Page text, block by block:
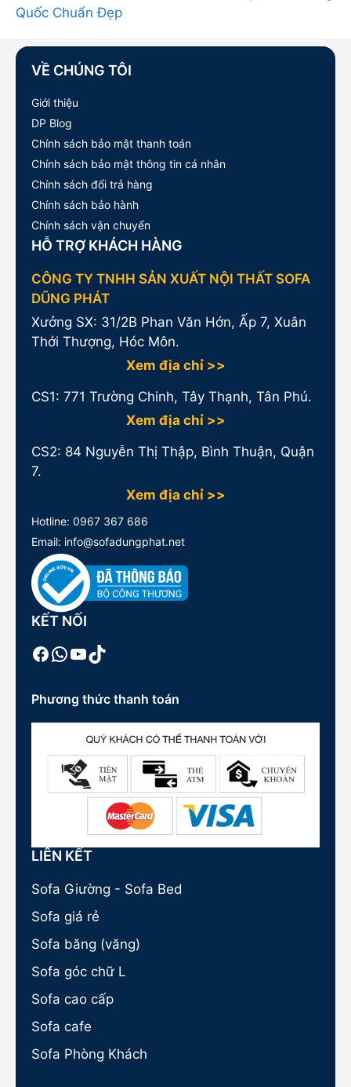
Quốc Chuẩn Đẹp
VỀ CHÚNG TÔI
Giới thiệu
DP Blog
Chính sách bảo mật thanh toán
Chính sách bảo mật thông tin cá nhân
Chính sách đổi trả hàng
Chính sách bảo hành
Chính sách vận chuyển
HỖ TRỢ KHÁCH HÀNG
CÔNG TY TNHH SẢN XUẤT NỘI THẤT SOFA
DŨNG PHÁT
Xưởng SX: 31/2B Phan Văn Hớn, Ấp 7, Xuân
Thới Thượng, Hóc Môn.
Xem địa chỉ >>
CS1: 771 Trường Chinh, Tây Thạnh, Tân Phú.
Xem địa chỉ >>
CS2: 84 Nguyễn Thị Thập, Bình Thuận, Quận
7.
Xem địa chỉ >>
Hotline: 0967 367 686
Email: info@sofadungphat.net
KẾT NỐI
Facebook
WhatsApp
Youtube
TikTok
Phương thức thanh toán
LIÊN KẾT
Sofa Giường - Sofa Bed
Sofa giá rẻ
Sofa băng (văng)
Sofa góc chữ L
Sofa cao cấp
Sofa cafe
Sofa Phòng Khách